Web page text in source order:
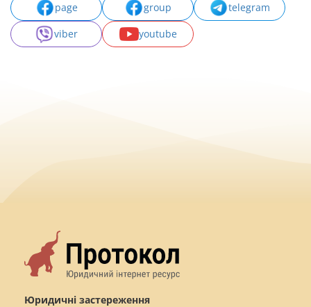
page group
telegram
viber
youtube
Юридичні застереження